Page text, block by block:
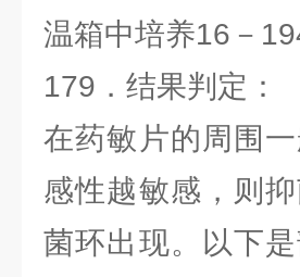
温箱中培养16－
179．结果判定：
在药敏片的周围
感性越敏感，则
菌环出现。以下